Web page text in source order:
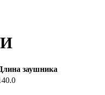
заушника